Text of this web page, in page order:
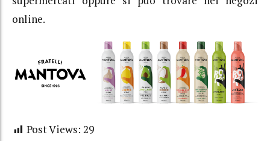
online.
Post Views: 29